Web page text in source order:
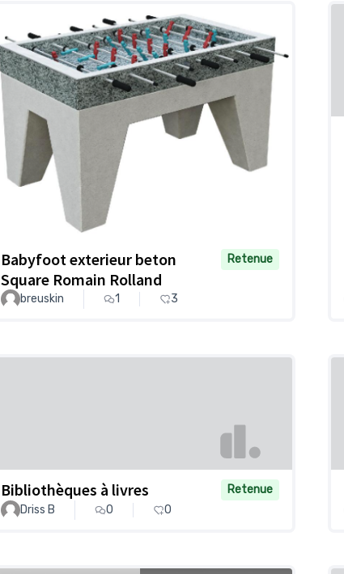
Babyfoot exterieur beton
Square Romain Rolland
Retenue
breuskin 1 3
Bibliothèques à livres
Retenue
Driss B
0 0